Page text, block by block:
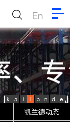
En
k a i l a n d e
凯兰德动态